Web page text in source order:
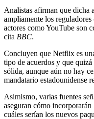
Analistas afirman que dicha
ampliamente los
actores como YouTube son
cita BBC.
Concluyen que Netflix es
tipo de acuerdos y que
sólida, aunque aún no hay
mandatario estadounidense
Asimismo, varias fuentes
aseguran cómo
cuáles serían los nuevos